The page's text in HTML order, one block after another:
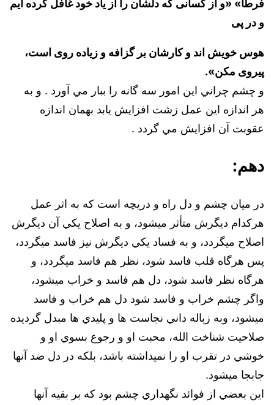
فرطا» «و از كسانى كه دلشان را از ياد خود غافل كرده ‏ايم
و در پى
هوس خويش اند و كارشان بر گزافه و زياده روى است،
پيروى مكن».
و چشم چراني اين امور سه گانه را ببار مي آورد . و به
هر اندازه اين عمل زشت افزايش يابد بهمان اندازه
عقوبت آن افزايش مي گردد .
دهم:
در ميان چشم و دل راه و دريچه است که به اثر عمل
هرکدام ديگرش متأثر ميشود، ‌و به اصلاح يکي آن ديگرش
اصلاح ميگردد، و به فساد يکي ديگرش نيز فاسد ميگردد،‌
پس هرگاه قلب فاسد شود، نظر هم فاسد ميگردد، ‌و
هرگاه نظر فاسد شود، دل هم فاسد و خراب ميشود،
‌واگر چشم خراب و فاسد شود دل هم خراب و فاسد
ميشود،‌ وبه زباله داني نجاست ها و پليدي ها مبدل گرديده
صلاحيت شناخت الله، ‌محبت او و رجوع بسوي او و
خوشي در تقرب او را نميداشته باشد، بلکه در دل ضد آنها
جابجا ميشود.
اين بعضي از فوائد نگهداري چشم بود که بر بقيه آنها